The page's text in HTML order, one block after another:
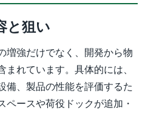
と狙い
増強だけでなく、開発から物
れています。具体的には、
備、製品の性能を評価するた
ースや荷役ドックが追加・